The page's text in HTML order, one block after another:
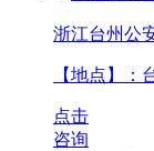
浙江台州公
【地点】：
点击
咨询